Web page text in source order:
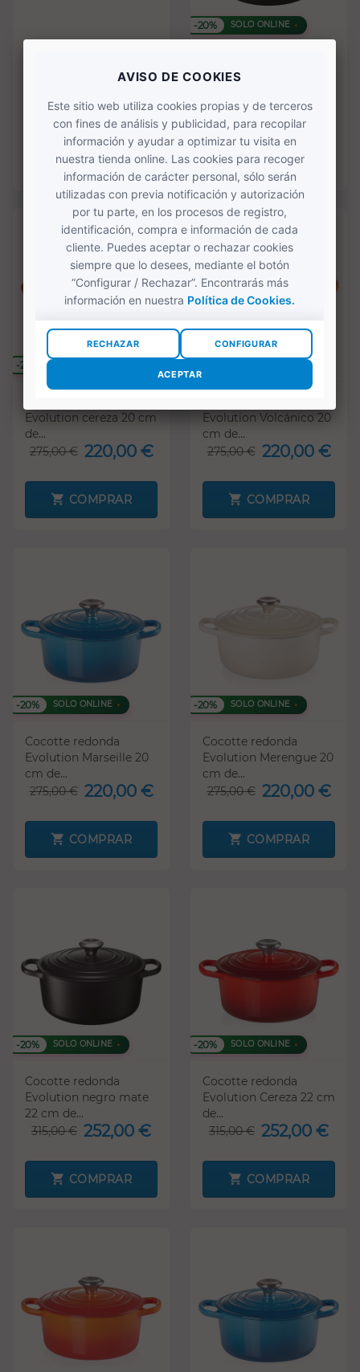
negra Combekk Sous-
112,00 €
COMPRAR
-20% SOLO ONLINE
Evolution negro mate
275,00 € 220,00 €
COMPRAR
-20%
Evolution cereza 20 cm
de...
275,00 € 220,00 €
COMPRAR
Evolution Volcánico 20
cm de...
275,00 € 220,00 €
COMPRAR
-20% SOLO ONLINE
Cocotte redonda
Evolution Marseille 20
cm de...
275,00 € 220,00 €
COMPRAR
-20% SOLO ONLINE
Cocotte redonda
Evolution Merengue 20
cm de...
275,00 € 220,00 €
COMPRAR
-20% SOLO ONLINE
Cocotte redonda
Evolution negro mate
22 cm de...
315,00 € 252,00 €
COMPRAR
-20% SOLO ONLINE
Cocotte redonda
Evolution Cereza 22 cm
de...
315,00 € 252,00 €
COMPRAR